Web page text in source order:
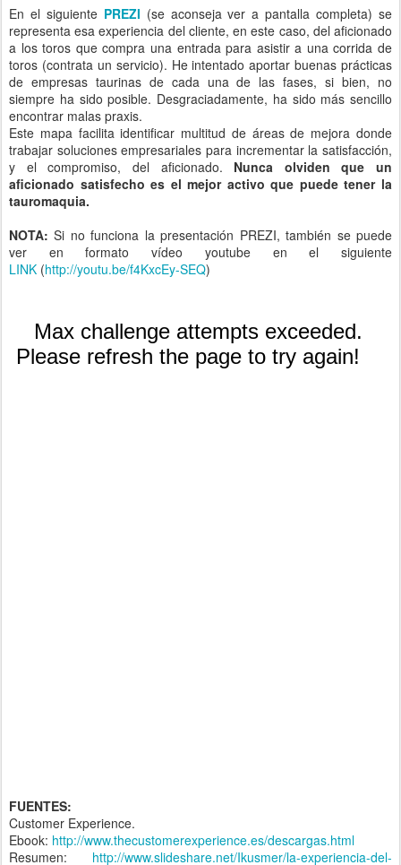
En el siguiente PREZI (se aconseja ver a pantalla completa) se
representa esa experiencia del cliente, en este caso, del aficionado
a los toros que compra una entrada para asistir a una corrida de
toros (contrata un servicio). He intentado aportar buenas prácticas
de empresas taurinas de cada una de las fases, si bien, no
siempre ha sido posible. Desgraciadamente, ha sido más sencillo
encontrar malas praxis.
Este mapa facilita identificar multitud de áreas de mejora donde
trabajar soluciones empresariales para incrementar la satisfacción,
y el compromiso, del aficionado. Nunca olviden que un
aficionado satisfecho es el mejor activo que puede tener la
tauromaquia.
NOTA:Si no funciona la presentación PREZI, también se puede
ver en formato vídeo youtube en el siguiente
LINK (http://youtu.be/f4KxcEy-SEQ)
FUENTES:
Customer Experience.
Ebook: http://www.thecustomerexperience.es/descargas.html
Resumen: http://www.slideshare.net/Ikusmer/la-experiencia-del-